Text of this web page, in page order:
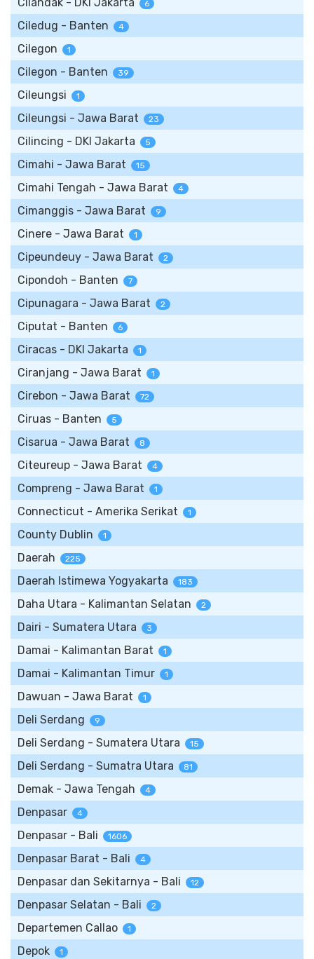
6
Ciledug - Banten 4
Cilegon 1
Cilegon - Banten 39
Cileungsi 1
Cileungsi - Jawa Barat 23
Cilincing - DKI Jakarta 5
Cimahi - Jawa Barat 15
Cimahi Tengah - Jawa Barat 4
Cimanggis - Jawa Barat 9
Cinere - Jawa Barat 1
Cipeundeuy - Jawa Barat 2
Cipondoh - Banten 7
Cipunagara - Jawa Barat 2
Ciputat - Banten 6
Ciracas - DKI Jakarta 1
Ciranjang - Jawa Barat 1
Cirebon - Jawa Barat 72
Ciruas - Banten 5
Cisarua - Jawa Barat 8
Citeureup - Jawa Barat 4
Compreng - Jawa Barat 1
Connecticut - Amerika Serikat 1
County Dublin 1
Daerah 225
Daerah Istimewa Yogyakarta 183
Daha Utara - Kalimantan Selatan 2
Dairi - Sumatera Utara 3
Damai - Kalimantan Barat 1
Damai - Kalimantan Timur 1
Dawuan - Jawa Barat 1
Deli Serdang 9
Deli Serdang - Sumatera Utara 15
Deli Serdang - Sumatra Utara 81
Demak - Jawa Tengah 4
Denpasar 4
Denpasar - Bali 1606
Denpasar Barat - Bali 4
Denpasar dan Sekitarnya - Bali 12
Denpasar Selatan - Bali 2
Departemen Callao 1
Depok 1